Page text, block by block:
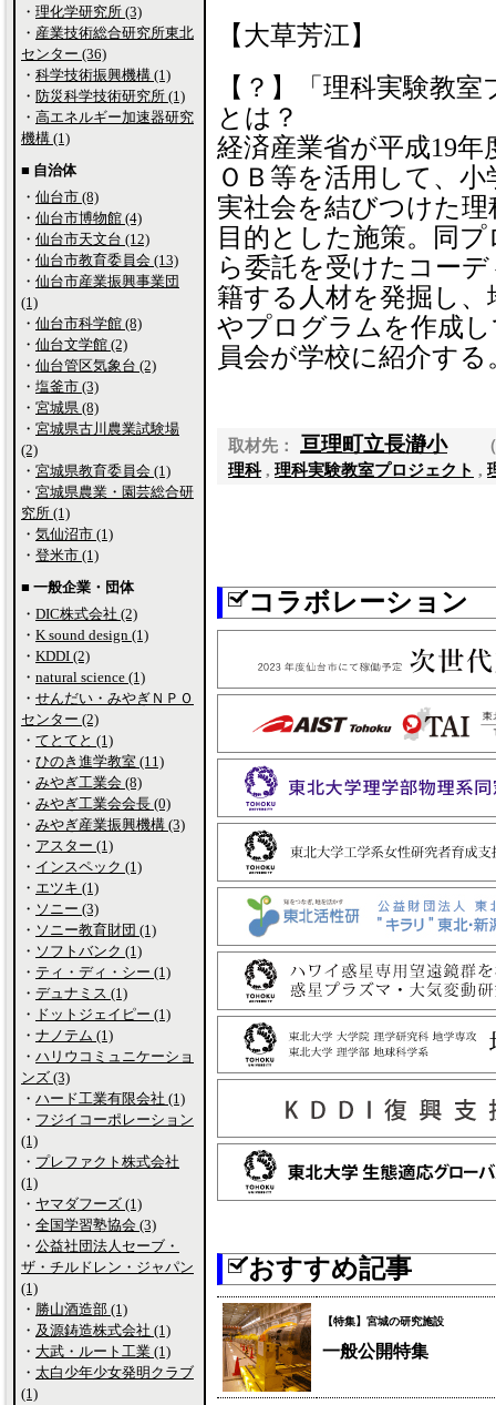
【大草芳江】
【？】「理科実験教
とは？
経済産業省が平成19
ＯＢ等を活用して、
実社会を結びつけた
目的とした施策。同
ら委託を受けたコー
籍する人材を発掘し
やプログラムを作成
員会が学校に紹介する
取材先： 亘理町立長瀞小
理科, 理科実験教室プロジェクト ,
コラボレーション
おすすめ記事
【特集】宮城の研究施設
一般公開特集
・ 理化学研究所 (3)
・ 産業技術総合研究所東北
センター (36)
・ 科学技術振興機構 (1)
・ 防災科学技術研究所 (1)
・ 高エネルギー加速器研究
機構 (1)
■ 自治体
・ 仙台市 (8)
・ 仙台市博物館 (4)
・ 仙台市天文台 (12)
・ 仙台市教育委員会 (13)
・ 仙台市産業振興事業団
(1)
・ 仙台市科学館 (8)
・ 仙台文学館 (2)
・ 仙台管区気象台 (2)
・ 塩釜市 (3)
・ 宮城県 (8)
・ 宮城県古川農業試験場
(2)
・ 宮城県教育委員会 (1)
・ 宮城県農業・園芸総合研
究所 (1)
・ 気仙沼市 (1)
・ 登米市 (1)
■ 一般企業・団体
・ DIC株式会社 (2)
・ K sound design (1)
・ KDDI (2)
・ natural science (1)
・ せんだい・みやぎＮＰＯ
センター (2)
・ てとてと (1)
・ ひのき進学教室 (11)
・ みやぎ工業会 (8)
・ みやぎ工業会会長 (0)
・ みやぎ産業振興機構 (3)
・ アスター (1)
・ インスペック (1)
・ エツキ (1)
・ ソニー (3)
・ ソニー教育財団 (1)
・ ソフトバンク (1)
・ ティ・ディ・シー (1)
・ デュナミス (1)
・ ドットジェイピー (1)
・ ナノテム (1)
・ ハリウコミュニケーショ
ンズ (3)
・ ハード工業有限会社 (1)
・ フジイコーポレーション
(1)
・ プレファクト株式会社
(1)
・ ヤマダフーズ (1)
・ 全国学習塾協会 (3)
・ 公益社団法人セーブ・
ザ・チルドレン・ジャパン
(1)
・ 勝山酒造部 (1)
・ 及源鋳造株式会社 (1)
・ 大武・ルート工業 (1)
・ 太白少年少女発明クラブ
(1)